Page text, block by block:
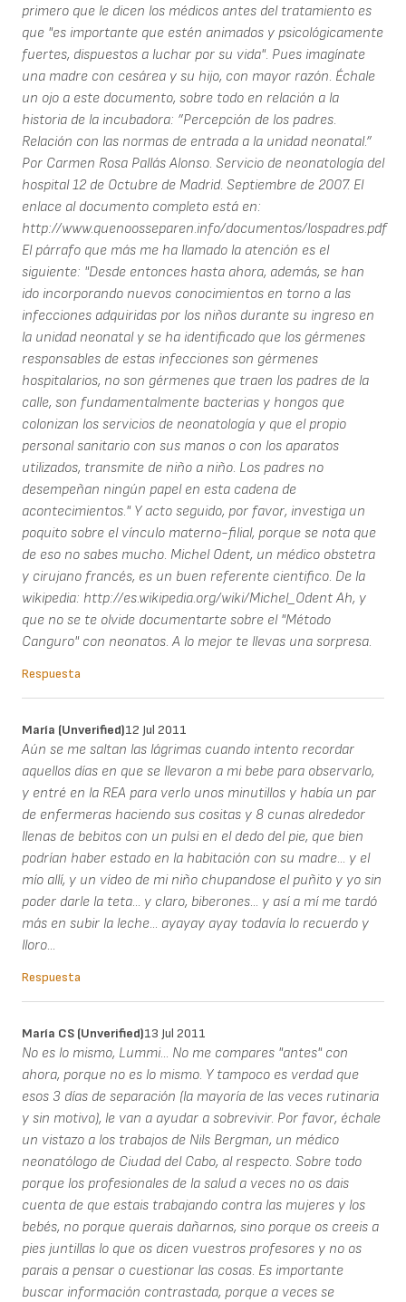
primero que le dicen los médicos antes del tratamiento es
que "es importante que estén animados y psicológicamente
fuertes, dispuestos a luchar por su vida". Pues imagínate
una madre con cesárea y su hijo, con mayor razón. Échale
un ojo a este documento, sobre todo en relación a la
historia de la incubadora: ”Percepción de los padres.
Relación con las normas de entrada a la unidad neonatal.”
Por Carmen Rosa Pallás Alonso. Servicio de neonatología del
hospital 12 de Octubre de Madrid. Septiembre de 2007. El
enlace al documento completo está en:
http://www.quenoosseparen.info/documentos/lospadres.pdf
El párrafo que más me ha llamado la atención es el
siguiente: "Desde entonces hasta ahora, además, se han
ido incorporando nuevos conocimientos en torno a las
infecciones adquiridas por los niños durante su ingreso en
la unidad neonatal y se ha identificado que los gérmenes
responsables de estas infecciones son gérmenes
hospitalarios, no son gérmenes que traen los padres de la
calle, son fundamentalmente bacterias y hongos que
colonizan los servicios de neonatología y que el propio
personal sanitario con sus manos o con los aparatos
utilizados, transmite de niño a niño. Los padres no
desempeñan ningún papel en esta cadena de
acontecimientos." Y acto seguido, por favor, investiga un
poquito sobre el vínculo materno-filial, porque se nota que
de eso no sabes mucho. Michel Odent, un médico obstetra
y cirujano francés, es un buen referente cientifico. De la
wikipedia: http://es.wikipedia.org/wiki/Michel_Odent Ah, y
que no se te olvide documentarte sobre el "Método
Canguro" con neonatos. A lo mejor te llevas una sorpresa.
Respuesta
María (unverified)12 Jul 2011
Aún se me saltan las lágrimas cuando intento recordar
aquellos días en que se llevaron a mi bebe para observarlo,
y entré en la REA para verlo unos minutillos y había un par
de enfermeras haciendo sus cositas y 8 cunas alrededor
llenas de bebitos con un pulsi en el dedo del pie, que bien
podrían haber estado en la habitación con su madre... y el
mío allí, y un vídeo de mi niño chupandose el puñito y yo sin
poder darle la teta... y claro, biberones... y así a mí me tardó
más en subir la leche... ayayay ayay todavía lo recuerdo y
lloro...
Respuesta
María CS (unverified)13 Jul 2011
No es lo mismo, Lummi... No me compares "antes" con
ahora, porque no es lo mismo. Y tampoco es verdad que
esos 3 días de separación (la mayoría de las veces rutinaria
y sin motivo), le van a ayudar a sobrevivir. Por favor, échale
un vistazo a los trabajos de Nils Bergman, un médico
neonatólogo de Ciudad del Cabo, al respecto. Sobre todo
porque los profesionales de la salud a veces no os dais
cuenta de que estais trabajando contra las mujeres y los
bebés, no porque querais dañarnos, sino porque os creeis a
pies juntillas lo que os dicen vuestros profesores y no os
parais a pensar o cuestionar las cosas. Es importante
buscar información contrastada, porque a veces se